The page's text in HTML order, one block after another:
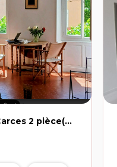
Appartement Carces 2 pièce(s) Traversant 74.54 m2 Meublé avec terrasse